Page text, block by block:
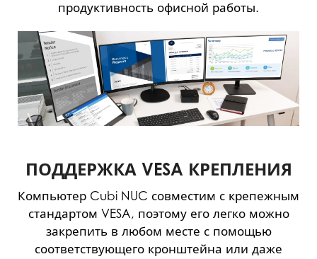
продуктивность офисной работы.
ПОДДЕРЖКА VESA КРЕПЛЕНИЯ
Компьютер Cubi NUC совместим с крепежным
стандартом VESA, поэтому его легко можно
закрепить в любом месте с помощью
соответствующего кронштейна или даже